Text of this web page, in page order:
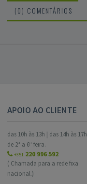
(0) COMENTÁRIOS
APOIO AO CLIENTE
das 10h às 13h | das 14h às 17h
de 2ª a 6ª feira.
+351 220 996 592
( Chamada para a rede fixa
nacional.)